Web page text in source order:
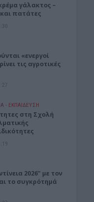
γάλακτος –
πατάτες
«ενεργοί
τις αγροτικές
- ΕΚΠΑΙΔΕΥΣΗ
στη Σχολή
2026” με τον
το συγκρότημά